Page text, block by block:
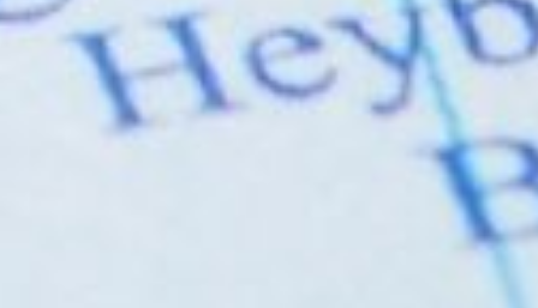
yazabilirsiniz